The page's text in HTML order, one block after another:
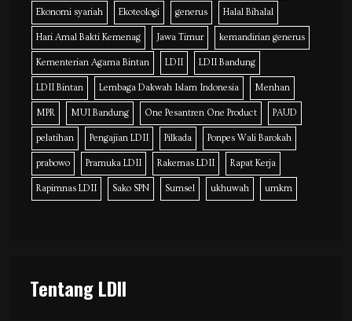
Ekonomi syariah Ekoteologi generus Halal Bihalal
Hari Amal Bakti Kemenag Jawa Timur kemandirian generus
Kementerian Agama Bintan LDII LDII Bandung
LDII Bintan Lembaga Dakwah Islam Indonesia Menhan
MPR MUI Bandung One Pesantren One Product PAUD
pelatihan Pengajian LDII Pilkada Ponpes Wali Barokah
prabowo Pramuka LDII Rakernas LDII Rapat Kerja
Rapimnas LDII Sako SPN Sumsel ukhuwah umkm
Tentang LDII